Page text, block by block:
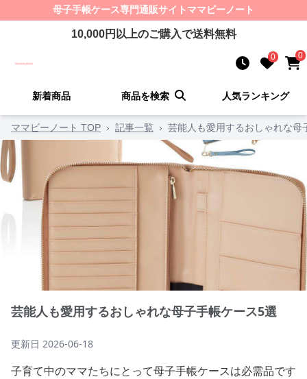
母子手帳ケース専門通販サイト ママビーノート
10,000円以上のご購入で送料無料
0 0
新着商品 商品を検索 人気ランキング
ママビーノート TOP › 記事一覧 › 芸能人も愛用するおしゃれな母
芸能人も愛用するおしゃれな母子手帳ケース5選
更新日 2026-06-18
子育て中のママたちにとって母子手帳ケースは必需品です